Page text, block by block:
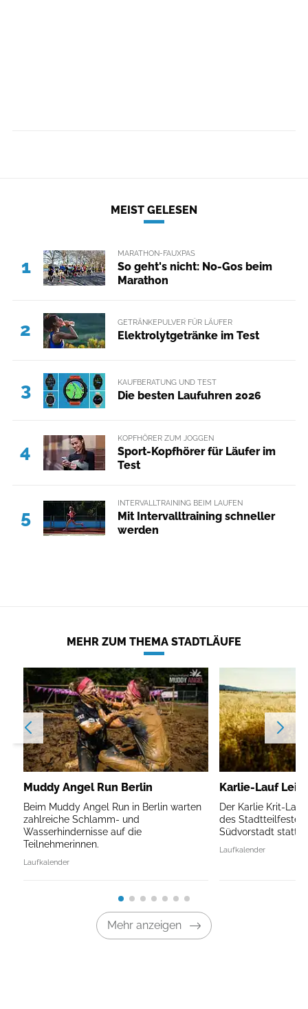
MEIST GELESEN
1
MARATHON-FAUXPAS
So geht's nicht: No-Gos beim
Marathon
2 GETRÄNKEPULVER FÜR LÄUFER
Elektrolytgetränke im Test
3 KAUFBERATUNG UND TEST
Die besten Laufuhren 2026
4
KOPFHÖRER ZUM JOGGEN
Sport-Kopfhörer für Läufer im
Test
5
INTERVALLTRAINING BEIM LAUFEN
Mit Intervalltraining schneller
werden
MEHR ZUM THEMA STADTLÄUFE
Muddy Angel Run Berlin
Beim Muddy Angel Run in Berlin warten
zahlreiche Schlamm- und
Wasserhindernisse auf die
Teilnehmerinnen.
Laufkalender
Karlie-Lauf
Der Karlie Krit-
des Stadtteilfestes
Südvorstadt statt.
Laufkalender
Mehr anzeigen